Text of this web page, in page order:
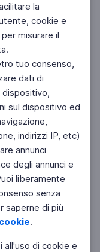
la
cookie e
misurare il
tuo consenso,
dati di
dispositivo,
sul dispositivo ed
indirizzi IP, etc)
annunci
degli annunci e
liberamente
senza
saperne di più
.
all'uso di cookie e